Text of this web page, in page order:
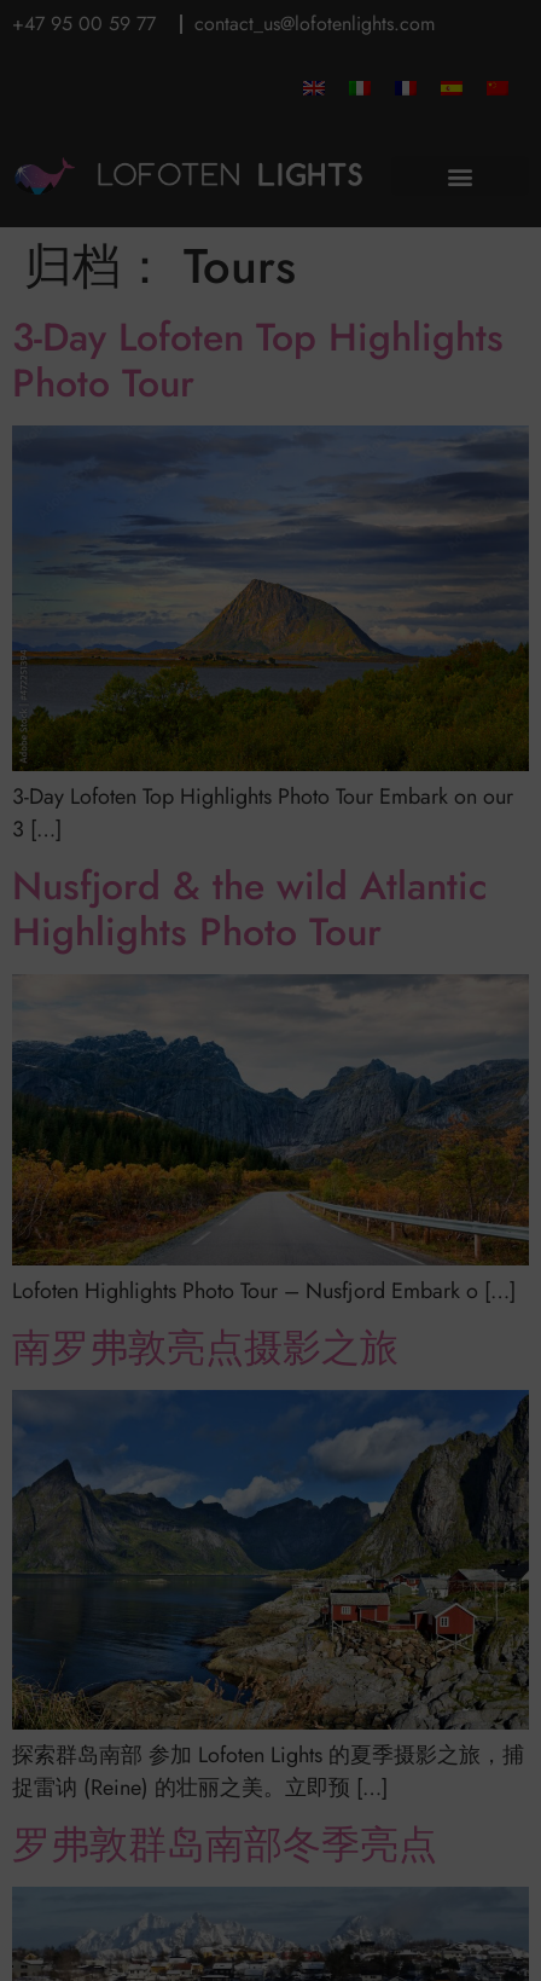
+47 95 00 59 77 contact_us@lofotenlights.com
归档： Tours
3-Day Lofoten Top Highlights
Photo Tour
3-Day Lofoten Top Highlights Photo Tour Embark on our
3 […]
Nusfjord & the wild Atlantic
Highlights Photo Tour
Lofoten Highlights Photo Tour – Nusfjord Embark o […]
南罗弗敦亮点摄影之旅
探索群岛南部 参加 Lofoten Lights 的夏季摄影之旅，捕
捉雷讷 (Reine) 的壮丽之美。立即预 […]
罗弗敦群岛南部冬季亮点